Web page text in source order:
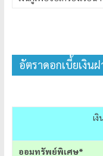
อัตราดอกเบี้ยเงินฝ
เ
ออมทรัพย์พิเศษ*